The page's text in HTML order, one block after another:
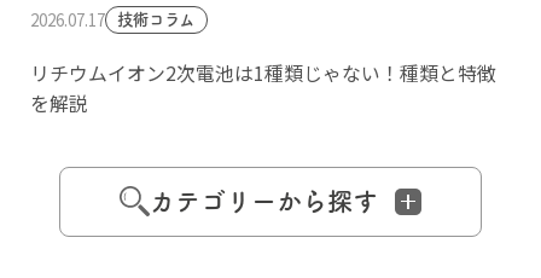
2026.07.17 技術コラム
リチウムイオン2次電池は1種類じゃない！種類と特徴
を解説
カテゴリーから探す